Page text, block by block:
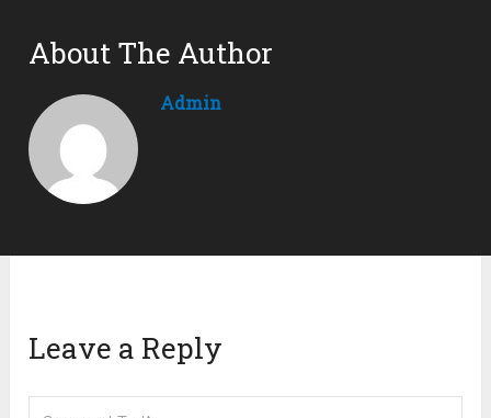
About The Author
Admin
Leave a Reply